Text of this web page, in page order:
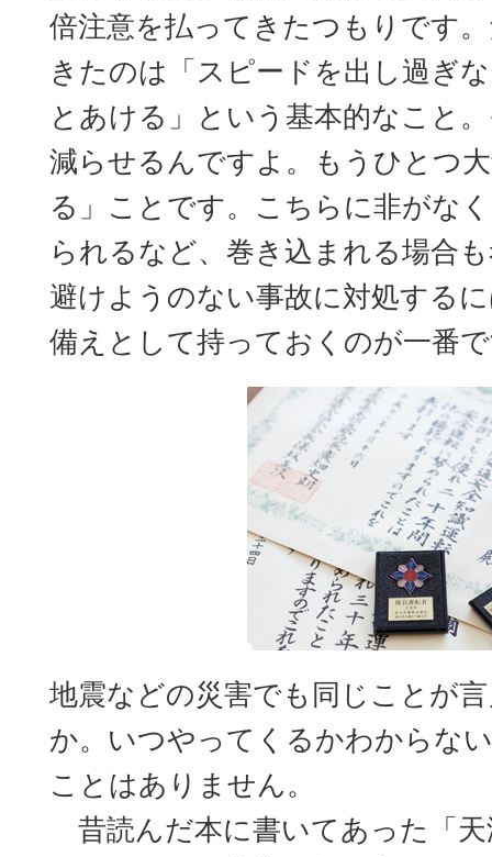
倍注意を払ってきたつもりです
きたのは「スピードを出し過ぎ
とあける」という基本的なこと
減らせるんですよ。もうひとつ
る」ことです。こちらに非がな
られるなど、巻き込まれる場合
避けようのない事故に対処する
備えとして持っておくのが一番
地震などの災害でも同じことが
か。いつやってくるかわからな
ことはありません。
昔読んだ本に書いてあった「